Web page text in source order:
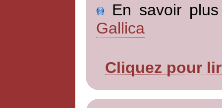
En savoir
Gallica
Cliquez pour